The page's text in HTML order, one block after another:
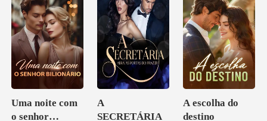
Uma noite com
o senhor
A
SECRETÁRIA
A escolha do
destino